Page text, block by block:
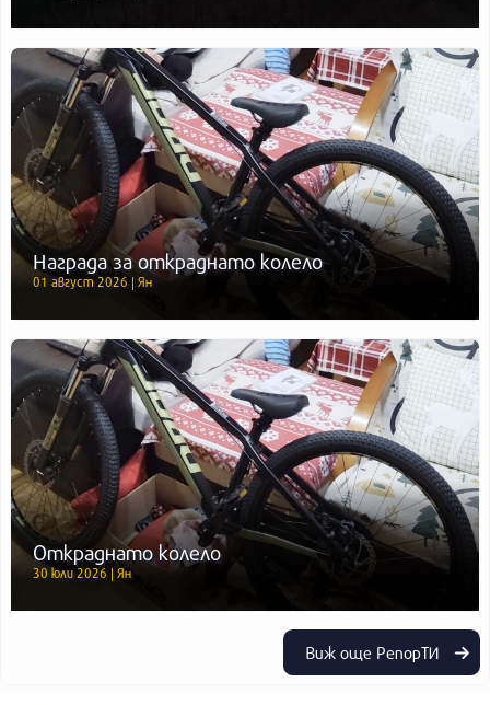
Награда за откраднато колело
01 август 2026 | Ян
Откраднато колело
30 юли 2026 | Ян
Виж още РепорТИ